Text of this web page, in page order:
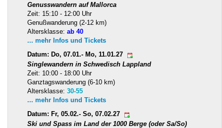
Genusswandern auf Mallorca
Zeit: 15:10 - 12:00 Uhr
Genußwanderung (2-12 km)
Altersklasse: ab 40
... mehr Infos und Tickets
Datum: Do, 07.01.- Mo, 11.01.27
Singlewandern in Schwedisch Lappland
Zeit: 10:00 - 18:00 Uhr
Ganztagswanderung (6-10 km)
Altersklasse: 30-55
... mehr Infos und Tickets
Datum: Fr, 05.02.- So, 07.02.27
Ski und Spass im Land der 1000 Berge (oder Sa/So)